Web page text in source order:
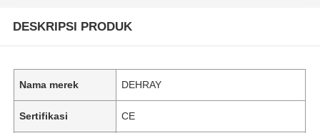
DESKRIPSI PRODUK
Nama merek DEHRAY
Sertifikasi CE